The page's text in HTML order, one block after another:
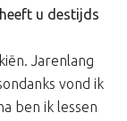
u destijds
Jarenlang
vond ik
ben ik lessen